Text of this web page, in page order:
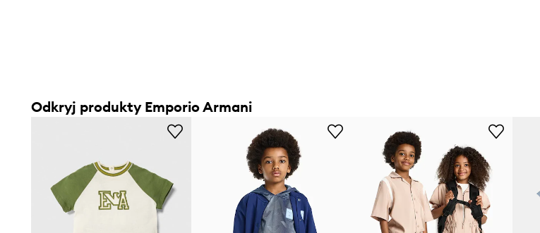
Odkryj produkty Emporio Armani